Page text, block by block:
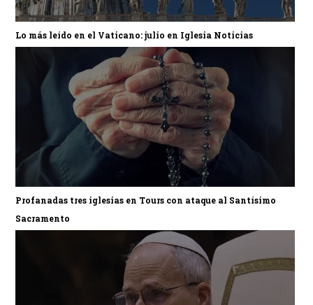
Lo más leído en el Vaticano: julio en Iglesia Noticias
Profanadas tres iglesias en Tours con ataque al Santísimo
Sacramento